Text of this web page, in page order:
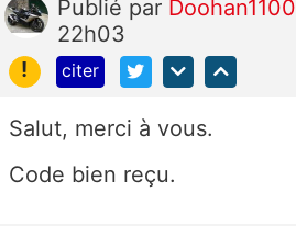
Publié par Doohan1100
22h03
!
citer
Salut, merci à vous.
Code bien reçu.